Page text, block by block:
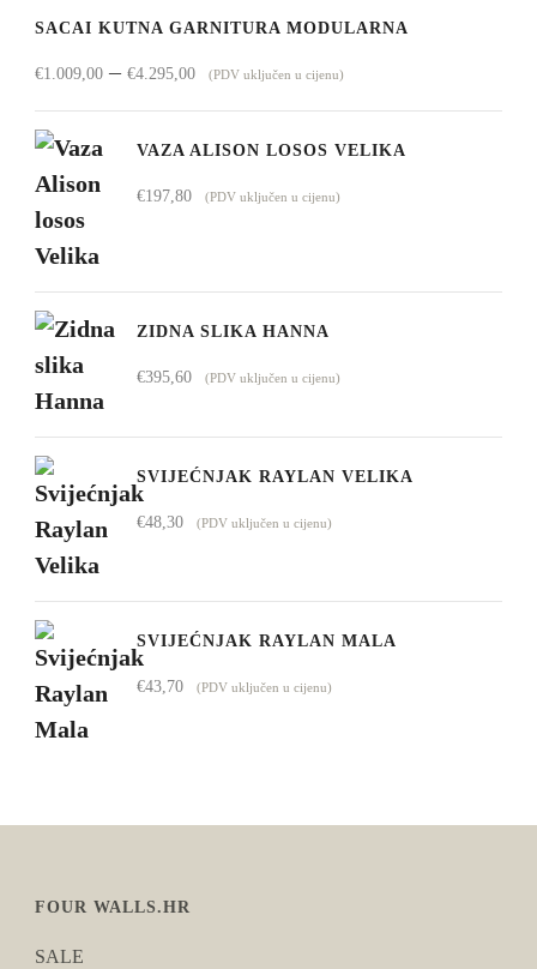
SACAI KUTNA GARNITURA MODULARNA
€1.009,00 – €4.295,00Raspon
cijena:
od
(PDV uključen u cijenu)
VAZA ALISON LOSOS VELIKA
€197,80 (PDV uključen u cijenu)
ZIDNA SLIKA HANNA
€395,60 (PDV uključen u cijenu)
SVIJEĆNJAK RAYLAN VELIKA
€48,30 (PDV uključen u cijenu)
SVIJEĆNJAK RAYLAN MALA
€43,70 (PDV uključen u cijenu)
FOUR WALLS.HR
SALE